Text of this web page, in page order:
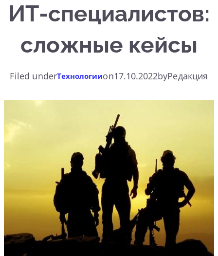
ИТ-специалистов:
сложные кейсы
Filed underТехнологииon17.10.2022byРедакция